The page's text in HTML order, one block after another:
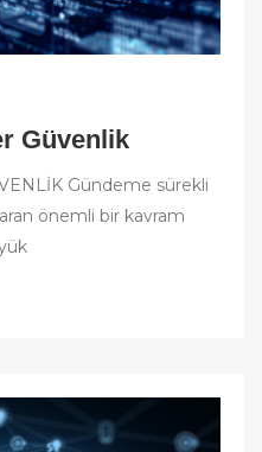
Güvenlik
Gündeme sürekli
önemli bir kavram